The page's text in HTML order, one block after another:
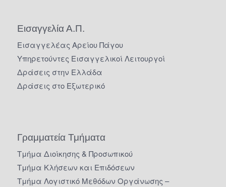
Εισαγγελία Α.Π.
Εισαγγελέας Αρείου Πάγου
Υπηρετούντες Εισαγγελικοί Λειτουργοί
Δράσεις στην Ελλάδα
Δράσεις στο Εξωτερικό
Γραμματεία Τμήματα
Τμήμα Διοίκησης & Προσωπικού
Τμήμα Κλήσεων και Επιδόσεων
Τμήμα Λογιστικό Μεθόδων Οργάνωσης –